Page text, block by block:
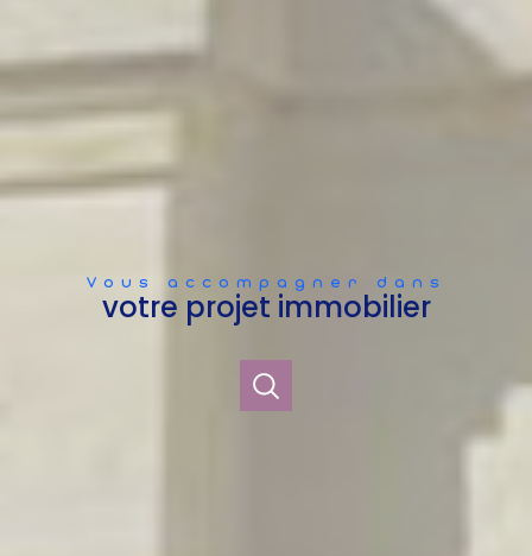
Vous accompagner dans
votre projet immobilier